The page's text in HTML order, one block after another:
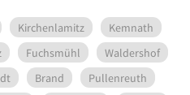
Kirchenlamitz
Kemnath
Fuchsmühl
Waldershof
Brand
Pullenreuth